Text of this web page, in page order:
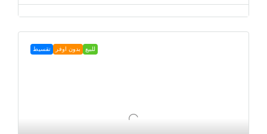
للبيع بدون اوفر تقسيط